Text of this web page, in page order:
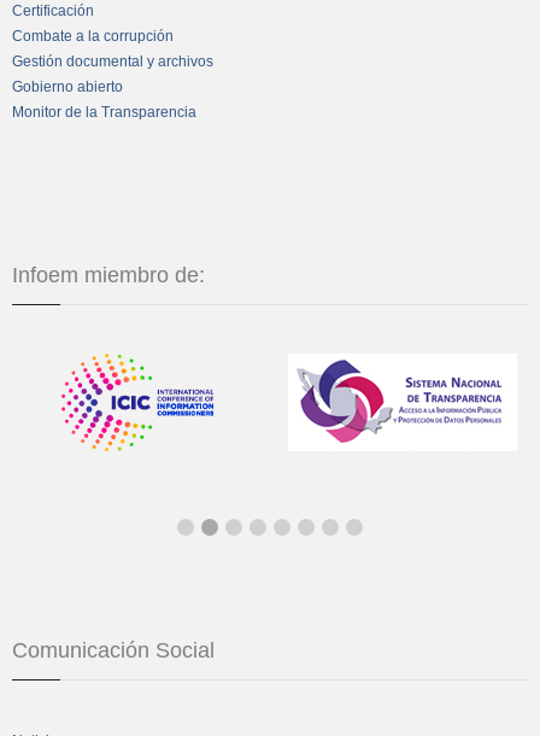
Certificación
Combate a la corrupción
Gestión documental y archivos
Gobierno abierto
Monitor de la Transparencia
Infoem miembro de:
Comunicación Social